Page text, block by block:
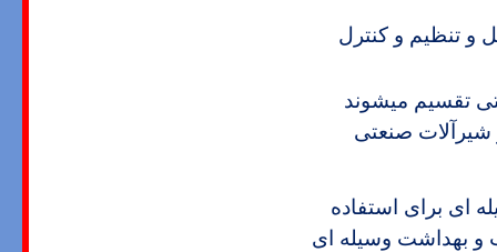
و تنظیم و کنترل
تقسیم می­شوند
صنعتی
ای برای استفاده
و بهداشت وسیله­ ای